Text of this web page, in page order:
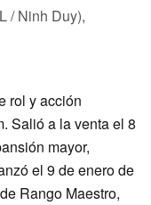
/ Ninh Duy),
rol y acción
Salió a la venta el 8
mayor,
el 9 de enero de
Rango Maestro,